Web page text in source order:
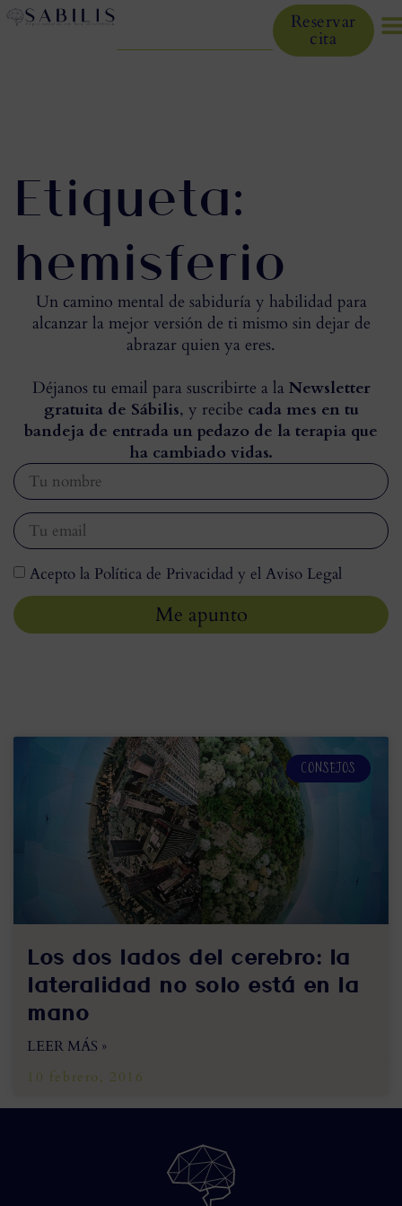
Reservar
cita
Etiqueta:
hemisferio
Un camino mental de sabiduría y habilidad para
alcanzar la mejor versión de ti mismo sin dejar de
abrazar quien ya eres.
Déjanos tu email para suscribirte a la Newsletter
gratuita de Sábilis, y recibe cada mes en tu
bandeja de entrada un pedazo de la terapia que
ha cambiado vidas.
Acepto la Política de Privacidad y el Aviso Legal
Me apunto
CONSEJOS
Los dos lados del cerebro: la
lateralidad no solo está en la
mano
LEER MÁS »
10 febrero, 2016